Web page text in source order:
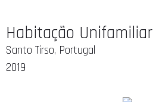
Habitação Unifamiliar
Santo Tirso, Portugal
2019